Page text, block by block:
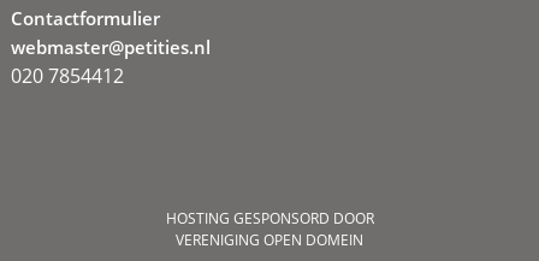
Contactformulier
webmaster@petities.nl
020 7854412
HOSTING GESPONSORD DOOR
VERENIGING OPEN DOMEIN